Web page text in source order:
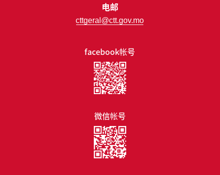
facebook帐号
微信帐号
电邮
cttgeral@ctt.gov.mo